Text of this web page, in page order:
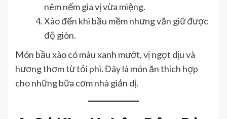
nêm nếm gia vị vừa miệng.
Xào đến khi bầu mềm nhưng vẫn giữ được
độ giòn.
Món bầu xào có màu xanh mướt, vị ngọt dịu và
hương thơm từ tỏi phi. Đây là món ăn thích hợp
cho những bữa cơm nhà giản dị.